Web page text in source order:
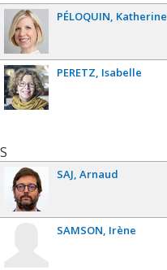
PÉLOQUIN Katherine
PERETZ Isabelle
S
SAJ Arnaud
SAMSON Irène